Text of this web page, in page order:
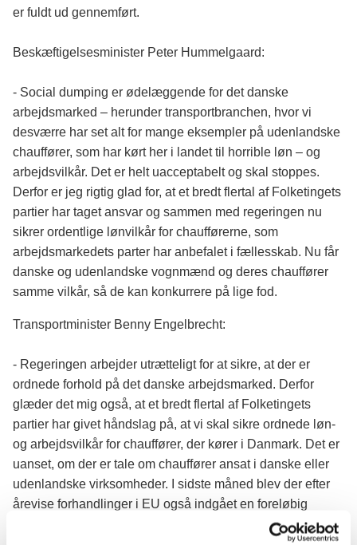
er fuldt ud gennemført.
Beskæftigelsesminister Peter Hummelgaard:
- Social dumping er ødelæggende for det danske
arbejdsmarked – herunder transportbranchen, hvor vi
desværre har set alt for mange eksempler på udenlandske
chauffører, som har kørt her i landet til horrible løn – og
arbejdsvilkår. Det er helt uacceptabelt og skal stoppes.
Derfor er jeg rigtig glad for, at et bredt flertal af Folketingets
partier har taget ansvar og sammen med regeringen nu
sikrer ordentlige lønvilkår for chaufførerne, som
arbejdsmarkedets parter har anbefalet i fællesskab. Nu får
danske og udenlandske vognmænd og deres chauffører
samme vilkår, så de kan konkurrere på lige fod.
Transportminister Benny Engelbrecht:
- Regeringen arbejder utrætteligt for at sikre, at der er
ordnede forhold på det danske arbejdsmarked. Derfor
glæder det mig også, at et bredt flertal af Folketingets
partier har givet håndslag på, at vi skal sikre ordnede løn-
og arbejdsvilkår for chauffører, der kører i Danmark. Det er
uanset, om der er tale om chauffører ansat i danske eller
udenlandske virksomheder. I sidste måned blev der efter
årevise forhandlinger i EU også indgået en foreløbig
politisk aftale om Vejpakken. Det er en dansk sejr, som